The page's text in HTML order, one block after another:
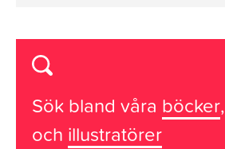
Sök bland våra böcker,
och illustratörer